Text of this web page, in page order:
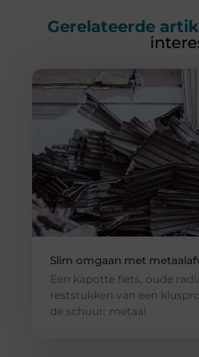
Gerelateerde
Slim omgaan met
Een kapotte fiets, oude
reststukken van een
de schuur: metaal